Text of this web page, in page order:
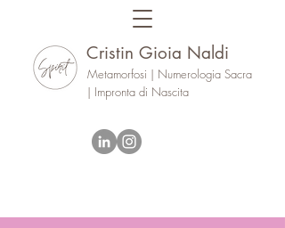
Cristin Gioia Naldi
Metamorfosi | Numerologia Sacra
| Impronta di Nascita